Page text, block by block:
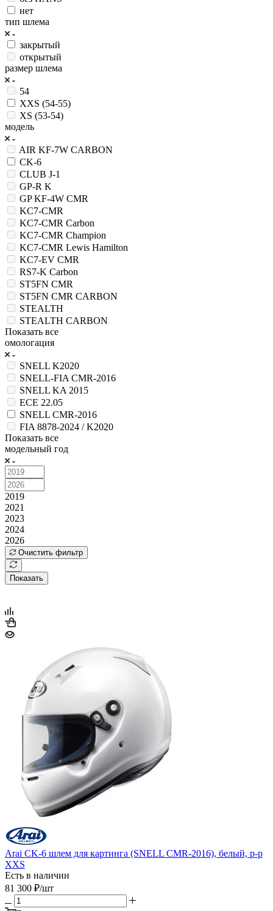
нет
тип шлема
закрытый
открытый
размер шлема
54
XXS (54-55)
XS (53-54)
модель
AIR KF-7W CARBON
CK-6
CLUB J-1
GP-R K
GP KF-4W CMR
KC7-CMR
KC7-CMR Carbon
KC7-CMR Champion
KC7-CMR Lewis Hamilton
KC7-EV CMR
RS7-K Carbon
ST5FN CMR
ST5FN CMR CARBON
STEALTH
STEALTH CARBON
Показать все
омологация
SNELL K2020
SNELL-FIA CMR-2016
SNELL KA 2015
ECE 22.05
SNELL CMR-2016
FIA 8878-2024 / K2020
Показать все
модельный год
2019
2021
2023
2024
2026
Очистить фильтр
Показать
Arai CK-6 шлем для картинга (SNELL CMR-2016), белый, р-р
XXS
Есть в наличии
81 300 ₽/шт